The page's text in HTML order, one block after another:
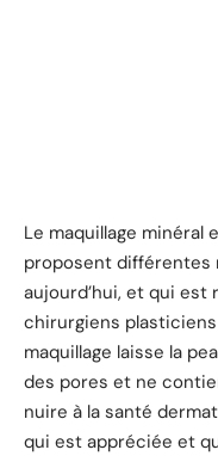
Le maquillage minéral
proposent différentes
aujourd’hui, et qui est
chirurgiens
maquillage laisse la
des pores et ne
nuire à la santé
qui est appréciée et